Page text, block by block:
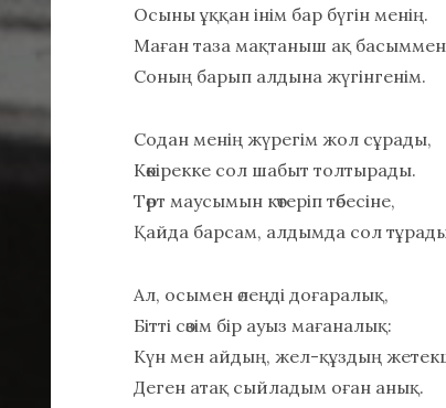
Осыны ұққан інім бар бүгін менің.
Маған таза мақтаныш ақ басыммен
Соның барып алдына жүгінгенім.
Содан менің жүрегім жол сұрады,
Көкірекке сол шабыт толтырады.
Төрт маусымын көтеріп төбесіне,
Қайда барсам, алдымда сол
Ал, осымен өлеңді доғаралық,
Бітті сөзім бір ауыз мағаналық:
Күн мен айдың, жел-құздың
Деген атақ сыйладым оған анық.